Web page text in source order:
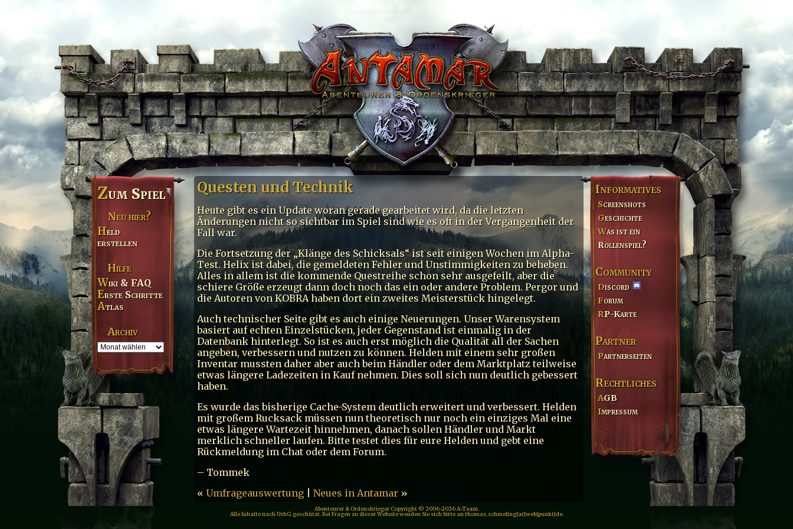
Zum Spiel
Neu hier?
Held
erstellen
Hilfe
Wiki & FAQ
Erste Schritte
Atlas
Archiv
Questen und Technik
Heute gibt es ein Update woran gerade gearbeitet wird, da die letzten
Änderungen nicht so sichtbar im Spiel sind wie es oft in der Vergangenheit der
Fall war.
Die Fortsetzung der „Klänge des Schicksals“ ist seit einigen Wochen im Alpha-
Test. Helix ist dabei, die gemeldeten Fehler und Unstimmigkeiten zu beheben.
Alles in allem ist die kommende Questreihe schon sehr ausgefeilt, aber die
schiere Größe erzeugt dann doch noch das ein oder andere Problem. Pergor und
die Autoren von KOBRA haben dort ein zweites Meisterstück hingelegt.
Auch technischer Seite gibt es auch einige Neuerungen. Unser Warensystem
basiert auf echten Einzelstücken, jeder Gegenstand ist einmalig in der
Datenbank hinterlegt. So ist es auch erst möglich die Qualität all der Sachen
angeben, verbessern und nutzen zu können. Helden mit einem sehr großen
Inventar mussten daher aber auch beim Händler oder dem Marktplatz teilweise
etwas längere Ladezeiten in Kauf nehmen. Dies soll sich nun deutlich gebessert
haben.
Es wurde das bisherige Cache-System deutlich erweitert und verbessert. Helden
mit großem Rucksack müssen nun theoretisch nur noch ein einziges Mal eine
etwas längere Wartezeit hinnehmen, danach sollen Händler und Markt
merklich schneller laufen. Bitte testet dies für eure Helden und gebt eine
Rückmeldung im Chat oder dem Forum.
– Tommek
« Umfrageauswertung Neues in Antamar »
Informatives
Screenshots
Geschichte
Was ist ein
Rollenspiel?
Community
Discord
Forum
RP-Karte
Partner
Partnerseiten
Rechtliches
AGB
Impressum
Abenteurer & Ordenskrieger Copyright © 2006-2026 A-Team.
Alle Inhalte nach UrhG geschützt. Bei Fragen zu dieser Website wenden Sie sich bitte an thomas_schmeling[at]web[punkt]de.